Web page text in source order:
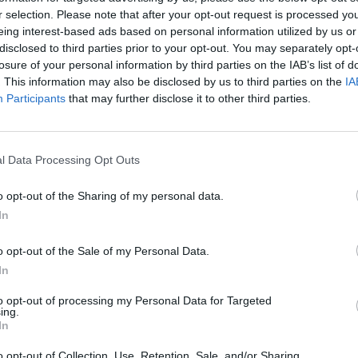
selection. Please note that after your opt-out request is processed
interest-based ads based on personal information utilized by us
to third parties prior to your opt-out. You may separately
of your personal information by third parties on the IAB’s list of
This information may also be disclosed by us to third parties on the
Participants that may further disclose it to other third parties.
Data Processing Opt Outs
opt-out of the Sharing of my personal data.
opt-out of the Sale of my Personal Data.
opt-out of processing my Personal Data for Targeted
opt-out of Collection, Use, Retention, Sale, and/or Sharing
brecha entre mujeres y hombres se reduce a un
2018. Los más jóvenes siguen siendo los más
practica deporte regularmente, frente al 75% de
mayores de 60.
la carrera son las actividades más practicadas, con
semanal, frente al 25% en 2018. Le siguen los
social: el 70% de quienes tienen al menos el
actividad regular, frente al 52% con estudios
y los más modestos la diferencia
presupuestario de París 2024 financiará 13
, destinados a promover la
conjunto del comité olímpico y
la Métropole du Grand Paris, la región Île-